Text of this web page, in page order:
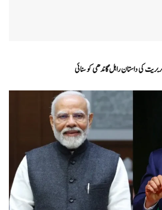
کی داستان راہل گاندھی کو سنائی